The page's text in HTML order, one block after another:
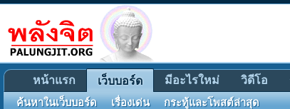
หน้าแรก เว็บบอร์ด
ค้นหาในเว็บบอร์ด เรื่องเด่น กระทู้และโพสต์ล่าสุด
มีอะไรใหม่ วิดีโอ